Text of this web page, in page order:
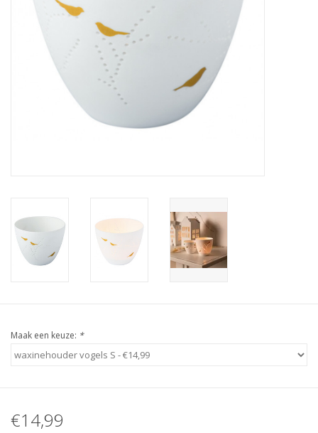
Relatiegeschenken & Bedankjes
Huisparfums
Maak een keuze: *
€14,99